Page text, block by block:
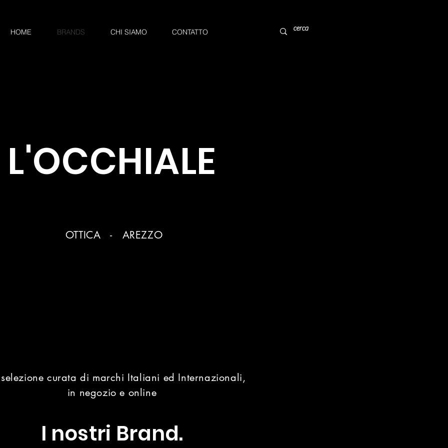
HOME BRANDS CHI SIAMO CONTATTO
L'OCCHIALE
OTTICA - AREZZO
curata di marchi Italiani ed Internazionali,
in negozio e online
I nostri Brand.